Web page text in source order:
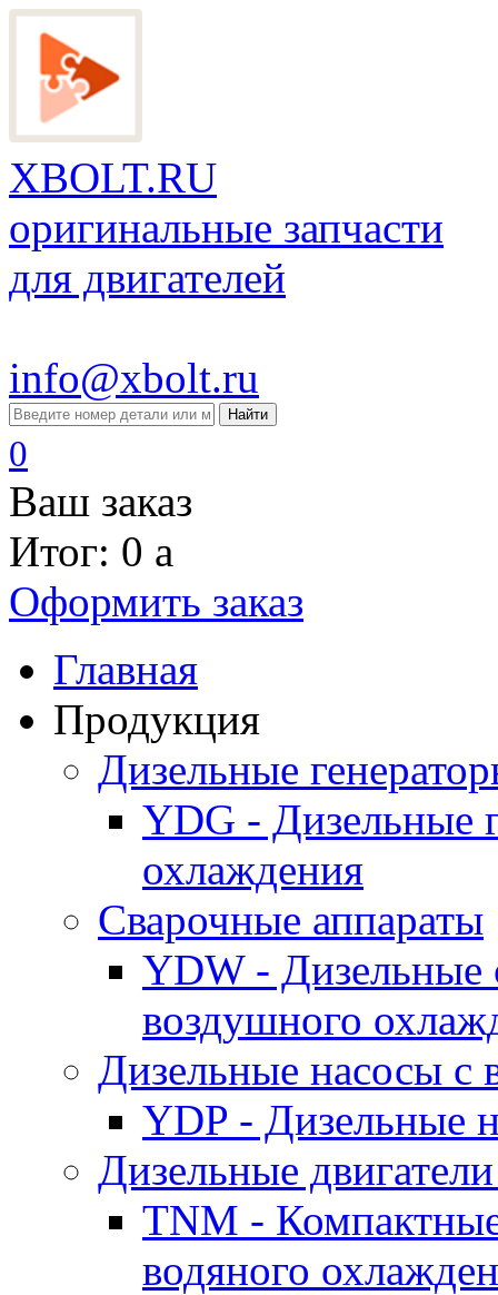
XBOLT.RU
оригинальные запчасти
для двигателей
info@xbolt.ru
Найти
0
Ваш заказ
Итог: 0 a
Оформить заказ
Главная
Продукция
Дизельные
YDG - Дизельные
охлаждения
Cварочные аппараты
YDW - Дизельные
воздушного
Дизельные насосы
YDP - Дизельные
Дизельные
TNM -
водяного